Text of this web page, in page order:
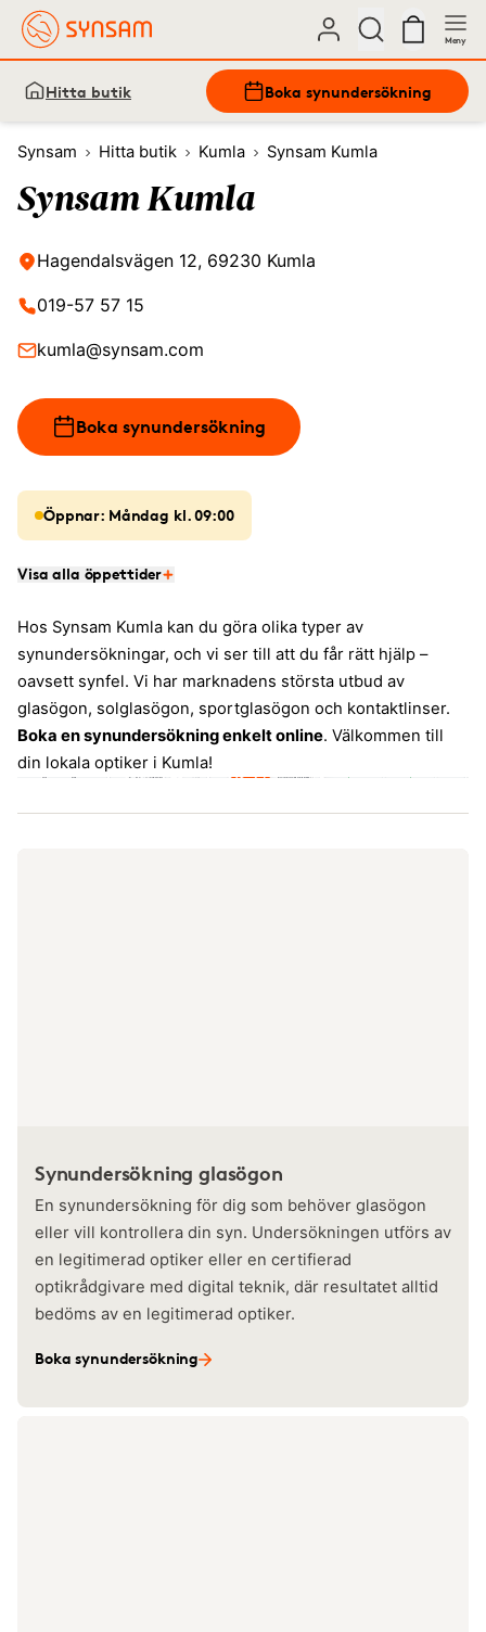
Meny
Hitta butik Boka synundersökning
Synsam Hitta butik Kumla Synsam Kumla
Synsam Kumla
Hagendalsvägen 12, 69230 Kumla
019-57 57 15
kumla@synsam.com
Boka synundersökning
Öppnar: Måndag kl. 09:00
Visa alla öppettider
Hos Synsam Kumla kan du göra olika typer av
synundersökningar, och vi ser till att du får rätt hjälp –
oavsett synfel. Vi har marknadens största utbud av
glasögon, solglasögon, sportglasögon och kontaktlinser.
Boka en synundersökning enkelt online. Välkommen till
din lokala optiker i Kumla!
Synundersökning glasögon
En synundersökning för dig som behöver glasögon
eller vill kontrollera din syn. Undersökningen utförs av
en legitimerad optiker eller en certifierad
optikrådgivare med digital teknik, där resultatet alltid
bedöms av en legitimerad optiker.
Boka synundersökning